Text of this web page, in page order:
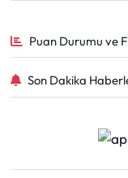
Puan Durumu ve
Son Dakika